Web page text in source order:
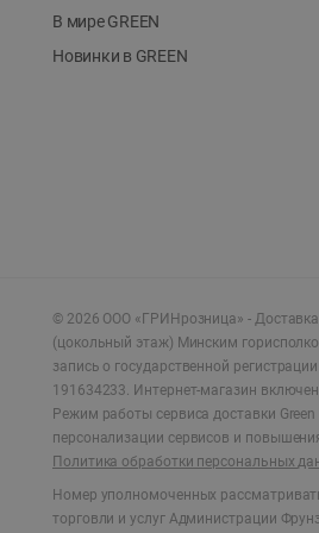
В мире GREEN
Новинки в GREEN
© 2026 ООО «ГРИНрозница» -
(цокольный этаж) Минским
запись о государственной
191634233. Интернет-магазин
Режим работы сервиса доставки
персонализации сервисов и
Политика обработки персональных
Номер уполномоченных
торговли и услуг Администрации